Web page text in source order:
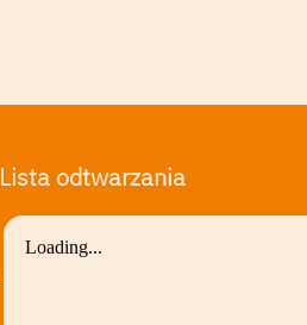
Lista odtwarzania